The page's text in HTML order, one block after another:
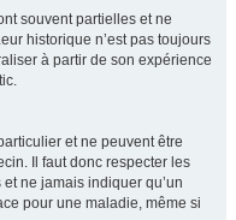
souvent partielles et ne
historique n’est pas toujours
à partir de son expérience
et ne peuvent être
Il faut donc respecter les
ne jamais indiquer qu’un
pour une maladie, même si